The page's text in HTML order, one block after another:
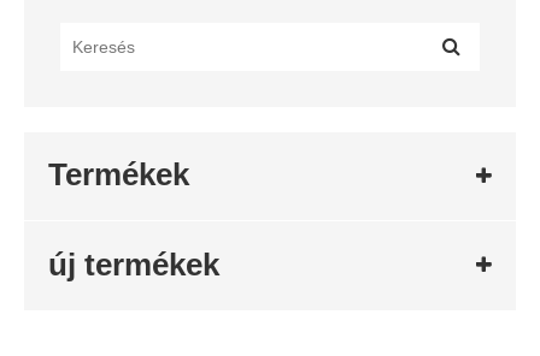
Termékek
új termékek